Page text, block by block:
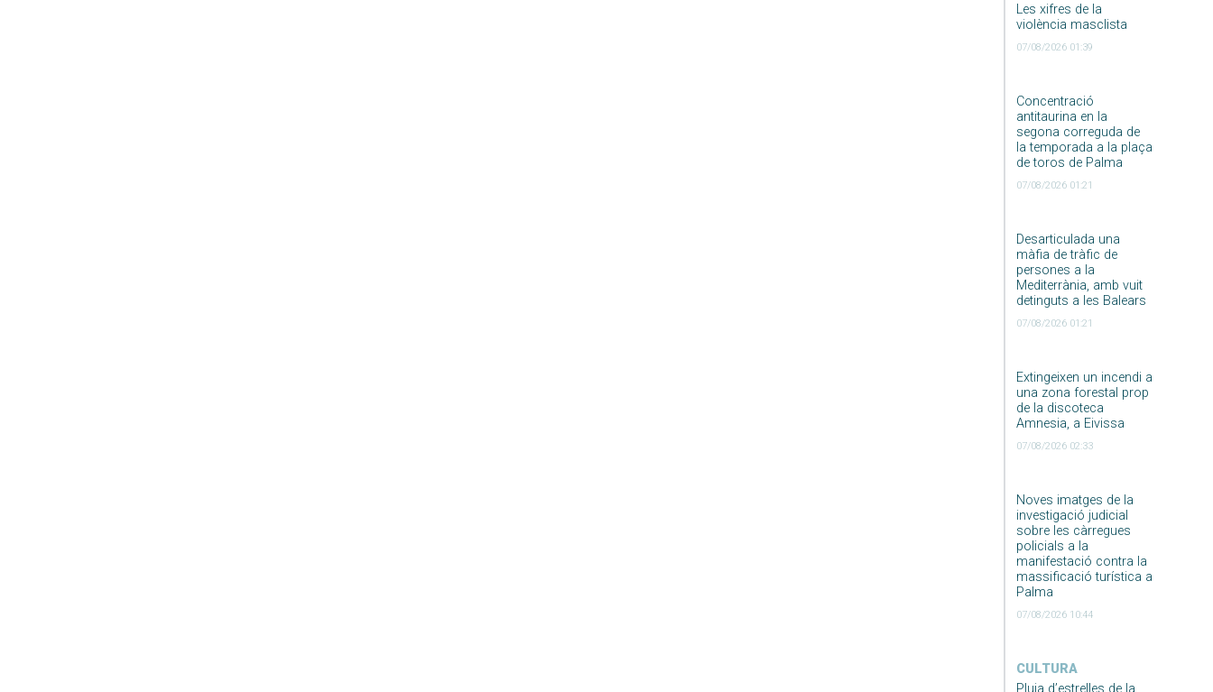
Les xifres de la
violència masclista
07/08/2026 01:39
Concentració
antitaurina en la
segona correguda de
la temporada a la plaça
de toros de Palma
07/08/2026 01:21
Desarticulada una
màfia de tràfic de
persones a la
Mediterrània, amb vuit
detinguts a les Balears
07/08/2026 01:21
Extingeixen un incendi a
una zona forestal prop
de la discoteca
Amnesia, a Eivissa
07/08/2026 02:33
Noves imatges de la
investigació judicial
sobre les càrregues
policials a la
manifestació contra la
massificació turística a
Palma
07/08/2026 10:44
CULTURA
Pluja d’estrelles de la